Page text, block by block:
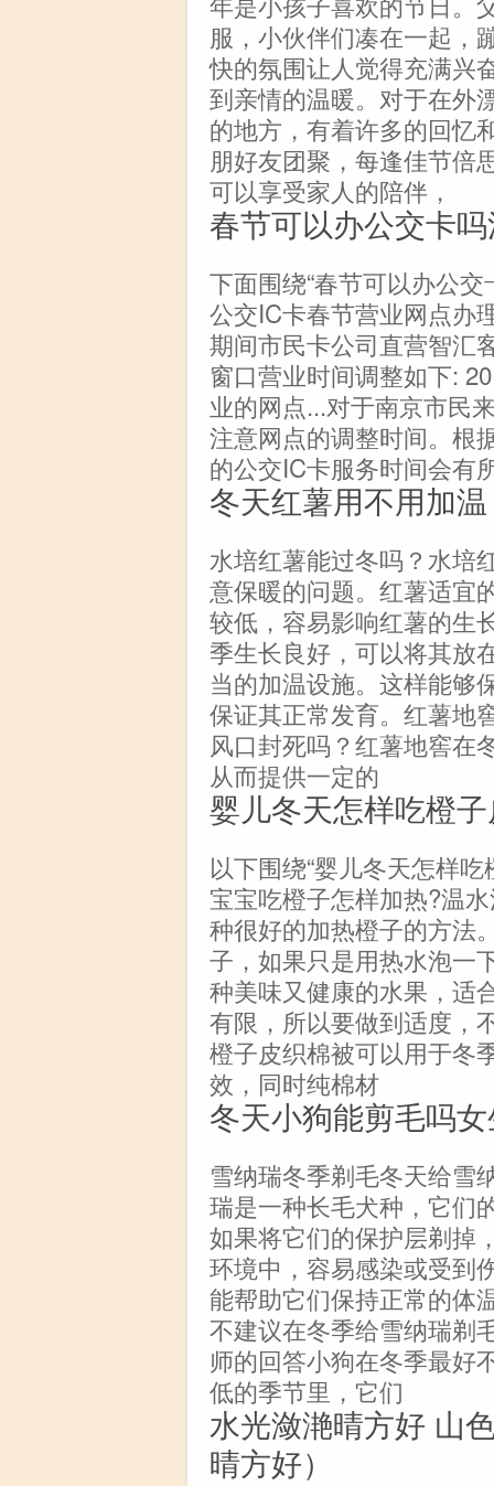
服，小伙伴们凑在一起，
快的氛围让人觉得充满兴
到亲情的温暖。对于在外
的地方，有着许多的回忆
朋好友团聚，每逢佳节倍
可以享受家人的陪伴，
春节可以办公交卡
下面围绕“春节可以办公
公交IC卡春节营业网点办
期间市民卡公司直营智汇
窗口营业时间调整如下:
业的网点...对于南京市民
注意网点的调整时间。根
的公交IC卡服务时间会有
冬天红薯用不用加温
水培红薯能过冬吗？水培
意保暖的问题。红薯适宜
较低，容易影响红薯的生
季生长良好，可以将其放
当的加温设施。这样能够
保证其正常发育。红薯地
风口封死吗？红薯地窖在
从而提供一定的
婴儿冬天怎样吃橙
以下围绕“婴儿冬天怎样
宝宝吃橙子怎样加热?温
种很好的加热橙子的方法
子，如果只是用热水泡一
种美味又健康的水果，适
有限，所以要做到适度，
橙子皮织棉被可以用于冬
效，同时纯棉材
冬天小狗能剪毛吗
雪纳瑞冬季剃毛冬天给雪
瑞是一种长毛犬种，它们
如果将它们的保护层剃掉
环境中，容易感染或受到
能帮助它们保持正常的体
不建议在冬季给雪纳瑞剃
师的回答小狗在冬季最好
低的季节里，它们
水光潋滟晴方好 山
晴方好）